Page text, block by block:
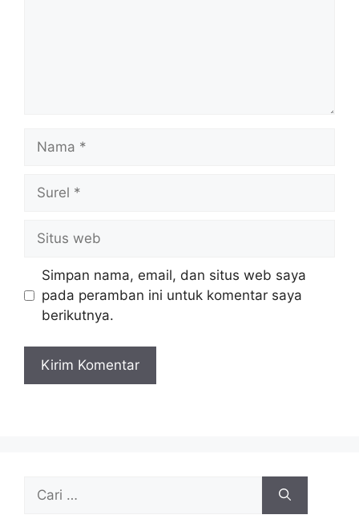
Nama
Surel
Situs
web
Simpan nama, email, dan situs web saya
pada peramban ini untuk komentar saya
berikutnya.
Cari